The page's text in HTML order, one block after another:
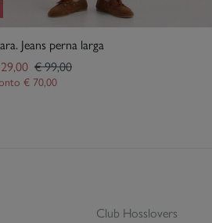
Jeans perna larga
€ 99,00
€ 70,00
Club Hosslovers